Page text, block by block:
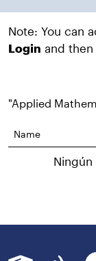
Note: You can
Login and then
"Applied
Name